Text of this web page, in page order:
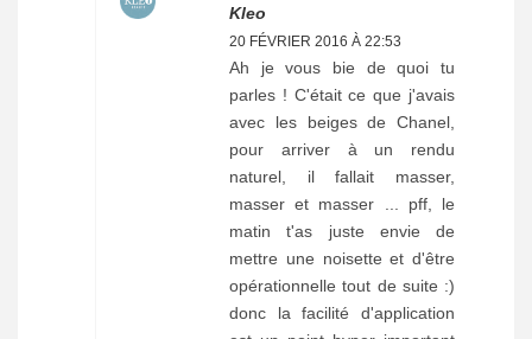
Kleo
20 FÉVRIER 2016 À 22:53
Ah je vous bie de quoi tu
parles ! C'était ce que j'avais
avec les beiges de Chanel,
pour arriver à un rendu
naturel, il fallait masser,
masser et masser ... pff, le
matin t'as juste envie de
mettre une noisette et d'être
opérationnelle tout de suite :)
donc la facilité d'application